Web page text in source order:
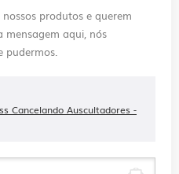
produtos e querem
mensagem aqui, nós
pudermos.
Cancelando Auscultadores -